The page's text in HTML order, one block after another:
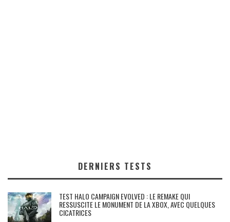
DERNIERS TESTS
TEST HALO CAMPAIGN EVOLVED : LE REMAKE QUI
RESSUSCITE LE MONUMENT DE LA XBOX, AVEC QUELQUES
CICATRICES